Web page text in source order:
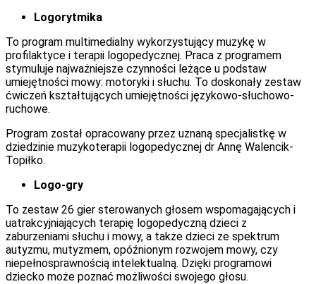
Logorytmika
To program multimedialny wykorzystujący muzykę w
profilaktyce i terapii logopedycznej. Praca z programem
stymuluje najważniejsze czynności leżące u podstaw
umiejętności mowy: motoryki i słuchu. To doskonały zestaw
ćwiczeń kształtujących umiejętności językowo-słuchowo-
ruchowe.
Program został opracowany przez uznaną specjalistkę w
dziedzinie muzykoterapii logopedycznej dr Annę Walencik-
Topiłko.
Logo-gry
To zestaw 26 gier sterowanych głosem wspomagających i
uatrakcyjniających terapię logopedyczną dzieci z
zaburzeniami słuchu i mowy, a także dzieci ze spektrum
autyzmu, mutyzmem, opóźnionym rozwojem mowy, czy
niepełnosprawnością intelektualną. Dzięki programowi
dziecko może poznać możliwości swojego głosu.